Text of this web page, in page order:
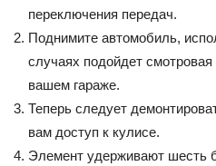
переключения передач.
Поднимите автомобиль,
случаях подойдет
вашем гараже.
Теперь следует
вам доступ к кулисе.
Элемент удерживают шесть